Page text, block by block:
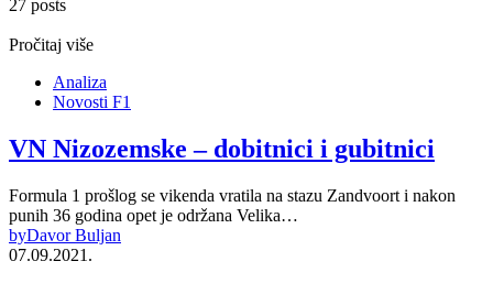
27 posts
Pročitaj više
Analiza
Novosti F1
VN Nizozemske – dobitnici i gubitnici
Formula 1 prošlog se vikenda vratila na stazu Zandvoort i nakon
punih 36 godina opet je održana Velika…
byDavor Buljan
07.09.2021.